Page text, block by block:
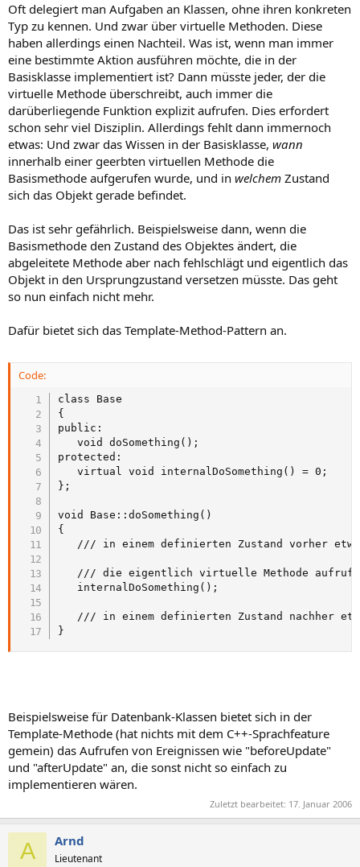
Oft delegiert man Aufgaben an Klassen, ohne ihren konkreten
Typ zu kennen. Und zwar über virtuelle Methoden. Diese
haben allerdings einen Nachteil. Was ist, wenn man immer
eine bestimmte Aktion ausführen möchte, die in der
Basisklasse implementiert ist? Dann müsste jeder, der die
virtuelle Methode überschreibt, auch immer die
darüberliegende Funktion explizit aufrufen. Dies erfordert
schon sehr viel Disziplin. Allerdings fehlt dann immernoch
etwas: Und zwar das Wissen in der Basisklasse, wann
innerhalb einer geerbten virtuellen Methode die
Basismethode aufgerufen wurde, und in welchem Zustand
sich das Objekt gerade befindet.
Das ist sehr gefährlich. Beispielsweise dann, wenn die
Basismethode den Zustand des Objektes ändert, die
abgeleitete Methode aber nach fehlschlägt und eigentlich das
Objekt in den Ursprungzustand versetzen müsste. Das geht
so nun einfach nicht mehr.
Dafür bietet sich das Template-Method-Pattern an.
Code:
class Base
{
public:
   void doSomething();
protected:
   virtual void internalDoSomething() = 0;
};
void Base::doSomething()
{
/// in einem definierten Zustand vorher
/// die eigentlich virtuelle Methode
   internalDoSomething();
/// in einem definierten Zustand nachher
}
Beispielsweise für Datenbank-Klassen bietet sich in der
Template-Methode (hat nichts mit dem C++-Sprachfeature
gemein) das Aufrufen von Ereignissen wie "beforeUpdate"
und "afterUpdate" an, die sonst nicht so einfach zu
implementieren wären.
Zuletzt bearbeitet: 17. Januar 2006
A Arnd
Lieutenant